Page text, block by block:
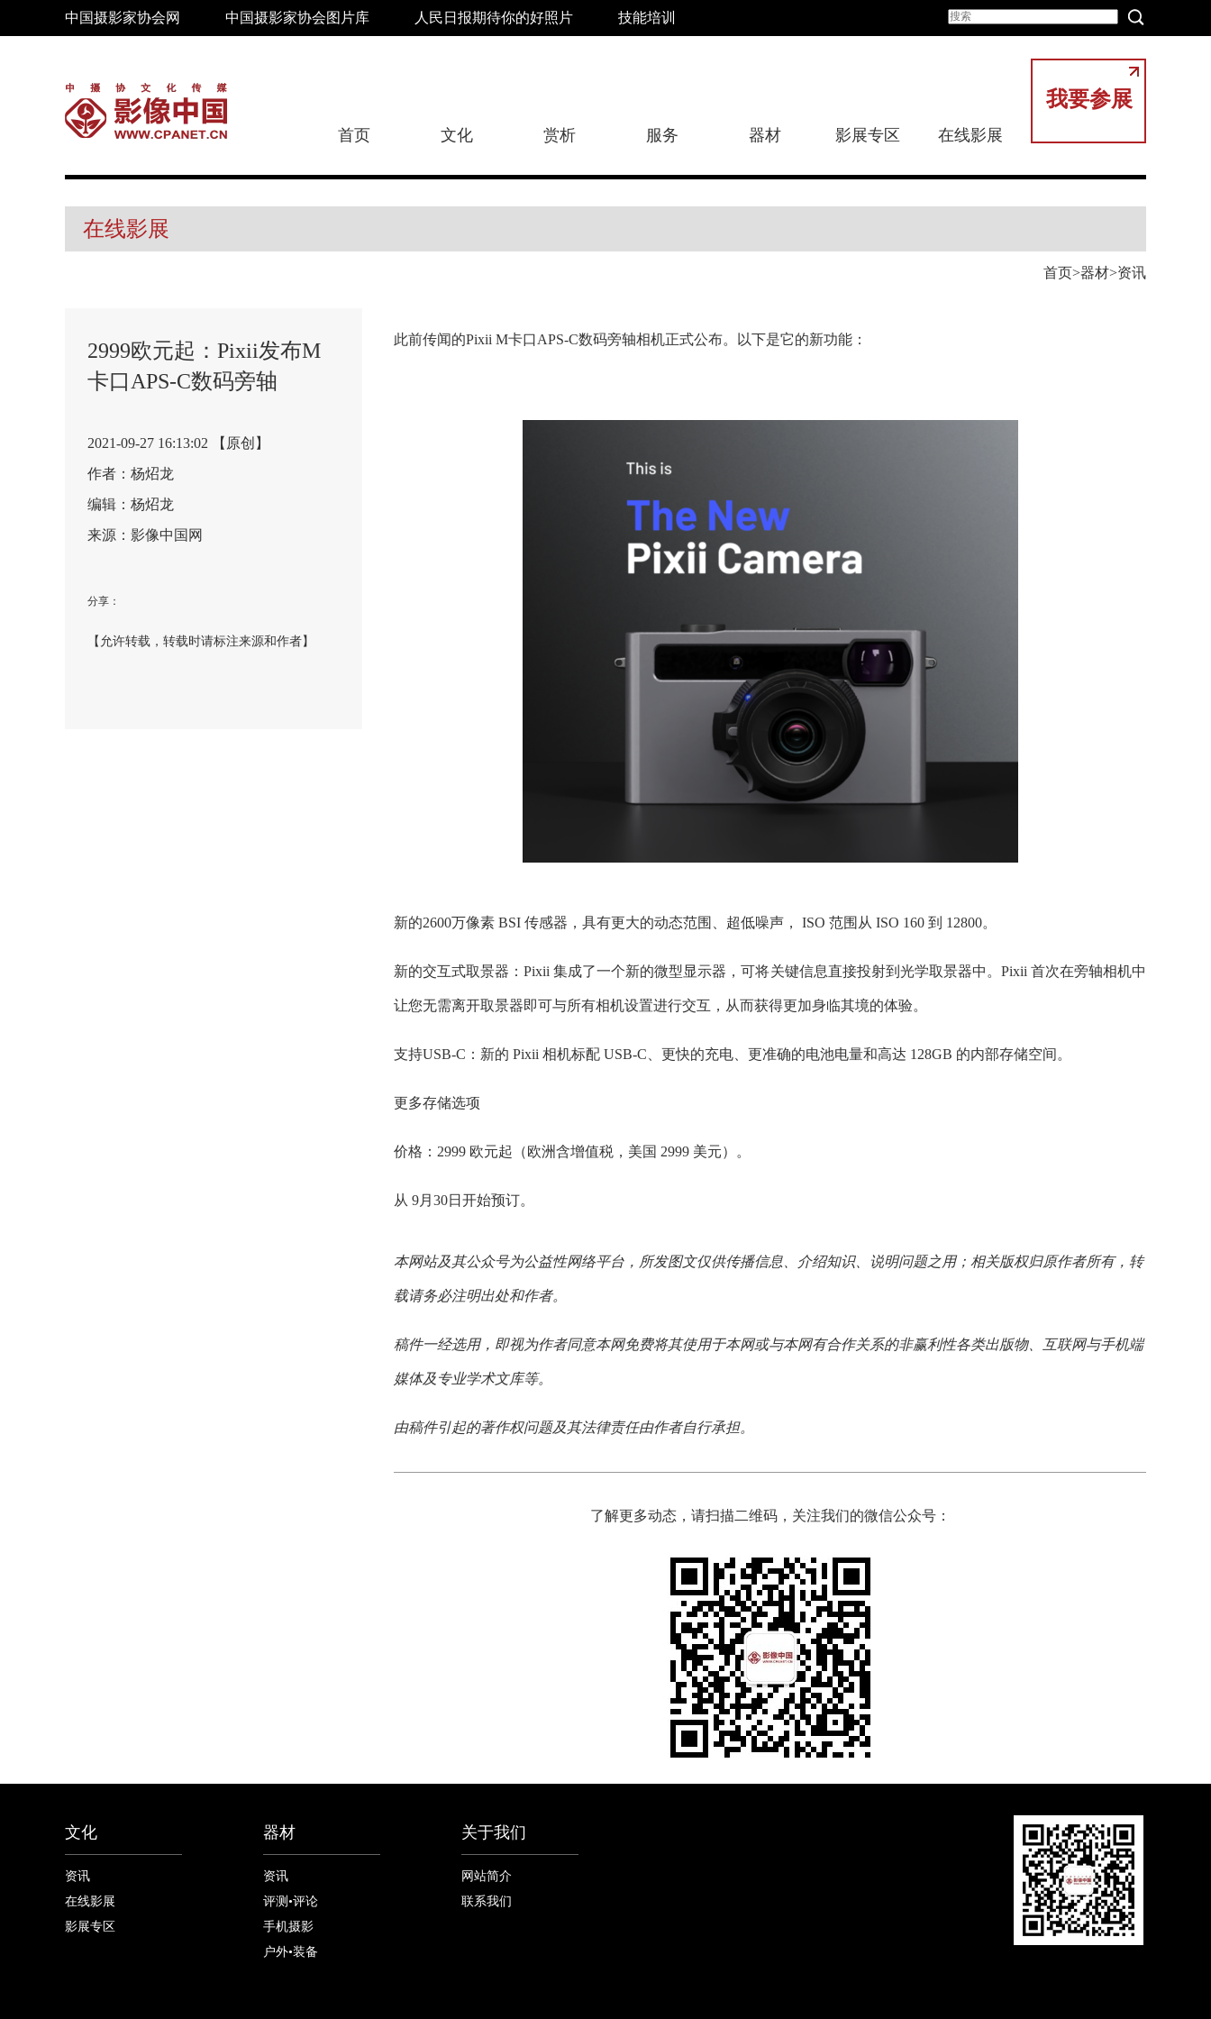
中国摄影家协会网 中国摄影家协会图片库 人民日报期待你的好照片 技能培训
我要参展
首页 文化 赏析 服务 器材 影展专区 在线影展
在线影展
首页 器材 资讯
2999欧元起：Pixii发布M
卡口APS-C数码旁轴
2021-09-27 16:13:02 【原创】
作者：杨炤龙
编辑：杨炤龙
来源：影像中国网
分享：
【允许转载，转载时请标注来源和作者】
此前传闻的Pixii M卡口APS-C数码旁轴相机正式公布。以下是它的新功能：
新的2600万像素 BSI 传感器，具有更大的动态范围、超低噪声， ISO 范围从 ISO 160 到 12800。
新的交互式取景器：Pixii 集成了一个新的微型显示器，可将关键信息直接投射到光学取景器中。Pixii 首次在旁轴相机中
让您无需离开取景器即可与所有相机设置进行交互，从而获得更加身临其境的体验。
支持USB-C：新的 Pixii 相机标配 USB-C、更快的充电、更准确的电池电量和高达 128GB 的内部存储空间。
更多存储选项
价格：2999 欧元起（欧洲含增值税，美国 2999 美元）。
从 9月30日开始预订。
本网站及其公众号为公益性网络平台，所发图文仅供传播信息、介绍知识、说明问题之用；相关版权归原作者所有，转
载请务必注明出处和作者。
稿件一经选用，即视为作者同意本网免费将其使用于本网或与本网有合作关系的非赢利性各类出版物、互联网与手机端
媒体及专业学术文库等。
由稿件引起的著作权问题及其法律责任由作者自行承担。
了解更多动态，请扫描二维码，关注我们的微信公众号：
文化
资讯
在线影展
影展专区
器材
资讯
评测•评论
手机摄影
户外•装备
关于我们
网站简介
联系我们